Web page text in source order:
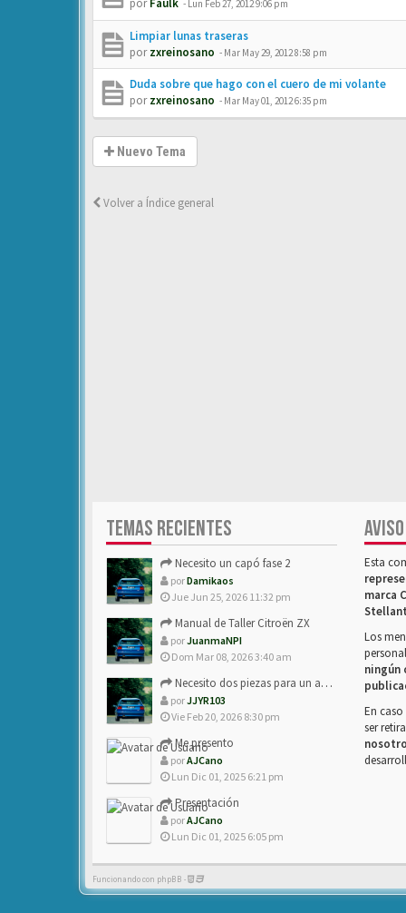
porFaulk - Lun Feb 27, 2012 9:06 pm
Limpiar lunas traseras
porzxreinosano - Mar May 29, 2012 8:58 pm
Duda sobre que hago con el cuero de mi volante
porzxreinosano - Mar May 01, 2012 6:35 pm
Nuevo Tema
Volver a Índice general
TEMAS RECIENTES
Necesito un capó fase 2
porDamikaos
Jue Jun 25, 2026 11:32 pm
Manual de Taller Citroën ZX
porJuanmaNPI
Dom Mar 08, 2026 3:40 am
Necesito dos piezas para un amigo con ZX.
porJJYR103
Vie Feb 20, 2026 8:30 pm
Me presento
porAJCano
Lun Dic 01, 2025 6:21 pm
Presentación
porAJCano
Lun Dic 01, 2025 6:05 pm
Esta
marca
Los
ningún
En
ser
Funcionando con phpBB -